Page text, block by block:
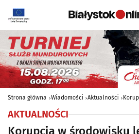
Strona główna Wiadomości Aktualności
AKTUALNOŚCI